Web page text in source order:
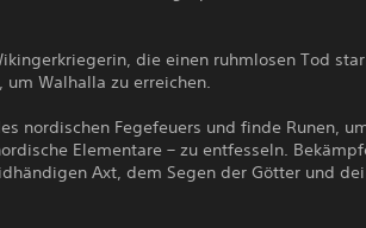
die einen ruhmlosen Tod
Walhalla zu erreichen.
nordischen Fegefeuers und finde Runen,
Elementare – zu entfesseln.
Axt, dem Segen der Götter und